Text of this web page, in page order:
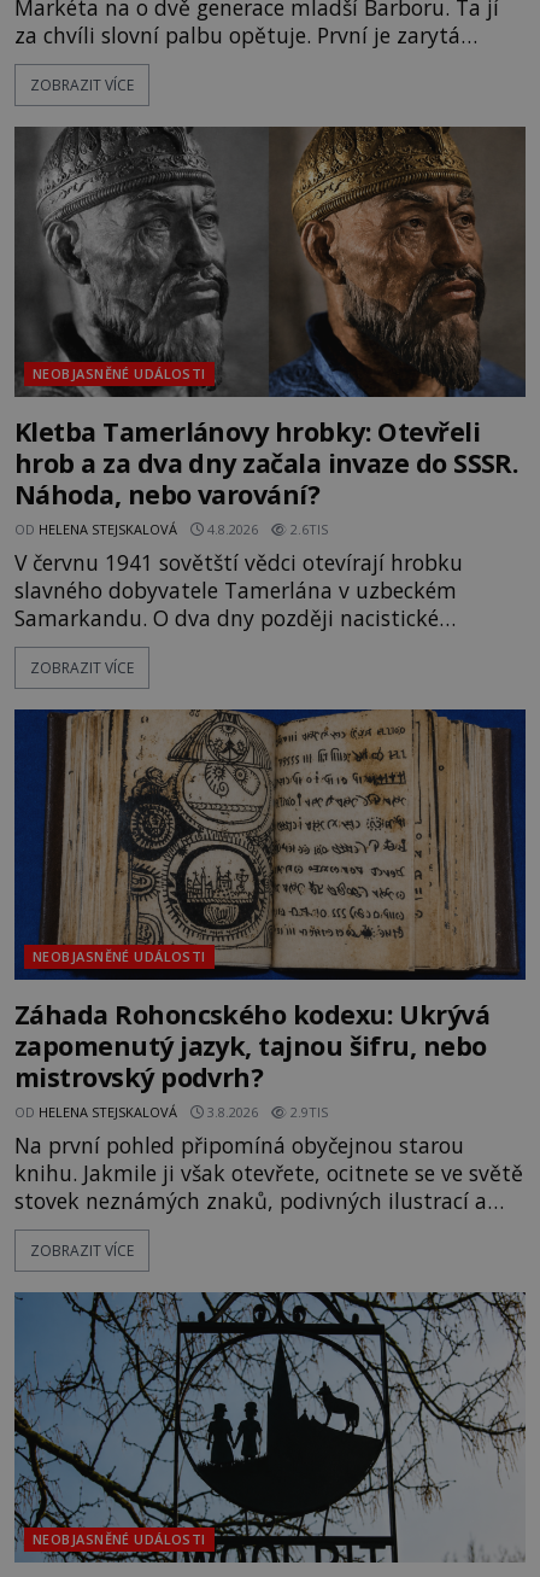
Markéta na o dvě generace mladší Barboru. Ta jí
za chvíli slovní palbu opětuje. První je zarytá
katolička, druhá přesvědčená kališnice. A každá z
nich se usídlí na jedné z věží slavného hradu
mezi vůdce protihusitského boje. Za manželku má
skutečně jistou
ZOBRAZIT VÍCE
NEOBJASNĚNÉ UDÁLOSTI
Kletba Tamerlánovy hrobky: Otevřeli
hrob a za dva dny začala invaze do SSSR.
Náhoda, nebo varování?
OD HELENA STEJSKALOVÁ 4.8.2026 2.6TIS
V červnu 1941 sovětští vědci otevírají hrobku
slavného dobyvatele Tamerlána v uzbeckém
Samarkandu. O dva dny později nacistické
Německo zahajuje operaci Barbarossa a napadá
Sovětský svaz. Shoda dat je natolik zarážející, že se
na legendě něco pravdy, nebo jde jen o fascinující
souhru okolností? Když antropolog Michail
Gerasimov (1907-1970) a
ZOBRAZIT VÍCE
NEOBJASNĚNÉ UDÁLOSTI
Záhada Rohoncského kodexu: Ukrývá
zapomenutý jazyk, tajnou šifru, nebo
mistrovský podvrh?
OD HELENA STEJSKALOVÁ 3.8.2026 2.9TIS
Na první pohled připomíná obyčejnou starou
knihu. Jakmile ji však otevřete, ocitnete se ve světě
stovek neznámých znaků, podivných ilustrací a
textu, který už téměř dvě století vzdoruje všem
pokusům o rozluštění. Rohoncský kodex patří mezi
jistotou neví, kdo jej napsal, kdy vznikl ani co
vlastně vypráví. Rohoncský kodex se poprvé
objevuje v roce
ZOBRAZIT VÍCE
NEOBJASNĚNÉ UDÁLOSTI